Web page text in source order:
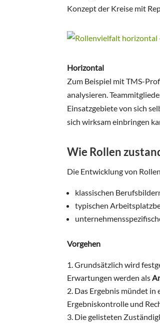
Konzept der Kreise mit
Horizontal
Zum Beispiel mit TMS-
analysieren.
Einsatzgebiete von sich
sich wirksam einbringen
Wie Rollen
Die Entwicklung von
klassischen
typischen
Vorgehen
Grundsätzlich wird
Erwartungen werden als
Das Ergebnis mündet in
Ergebniskontrolle und
Die gelisteten